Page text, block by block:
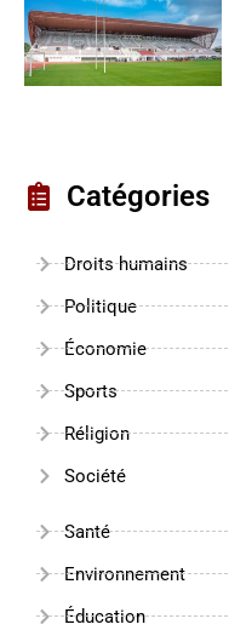
Catégories
Droits humains
Politique
Économie
Sports
Réligion
Société
Santé
Environnement
Éducation